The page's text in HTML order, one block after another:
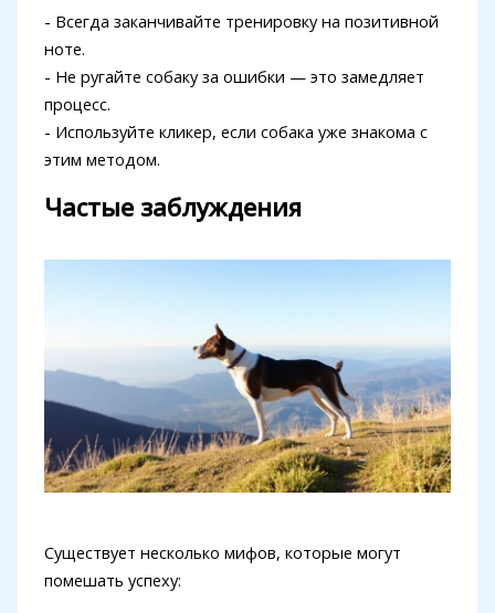
- Всегда заканчивайте тренировку на позитивной
ноте.
- Не ругайте собаку за ошибки — это замедляет
процесс.
- Используйте кликер, если собака уже знакома с
этим методом.
Частые заблуждения
Существует несколько мифов, которые могут
помешать успеху: